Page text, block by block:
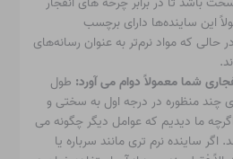
این ساینده‌ها دارای برچسب
حالی که مواد نرم‌تر به عنوان رسانه‌های
شما معمولاً دوام می آورد: طول
چند منظوره در درجه اول به سختی و
اگرچه ما دیدیم که عوامل دیگر چگونه می
اگر ساینده نرم تری مانند سرباره یا